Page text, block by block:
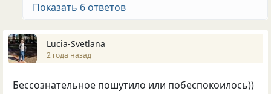
Показать 6 ответов
Lucia-Svetlana
2 года назад
Бессознательное пошутило или побеспокоилось))